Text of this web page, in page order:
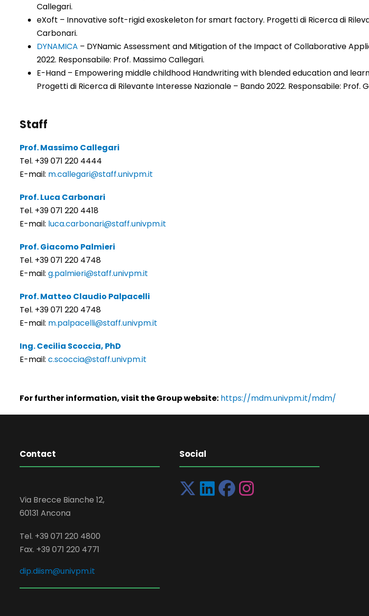
Callegari.
eXoft – Innovative soft-rigid exoskeleton for smart factory. Progetti di Ricerca di
Carbonari.
DYNAMICA – DYNamic Assessment and Mitigation of the Impact of Collaborative
2022. Responsabile: Prof. Massimo Callegari.
E-Hand – Empowering middle childhood Handwriting with blended education and
Progetti di Ricerca di Rilevante Interesse Nazionale – Bando 2022. Responsabile: Prof.
Staff
Prof. Massimo Callegari
Tel. +39 071 220 4444
E-mail: m.callegari@staff.univpm.it
Prof. Luca Carbonari
Tel. +39 071 220 4418
E-mail: luca.carbonari@staff.univpm.it
Prof. Giacomo Palmieri
Tel. +39 071 220 4748
E-mail: g.palmieri@staff.univpm.it
Prof. Matteo Claudio Palpacelli
Tel. +39 071 220 4748
E-mail: m.palpacelli@staff.univpm.it
Ing. Cecilia Scoccia, PhD
E-mail: c.scoccia@staff.univpm.it
For further information, visit the Group website: https://mdm.univpm.it/mdm/
Contact
Via Brecce Bianche 12,
60131 Ancona
Tel. +39 071 220 4800
Fax. +39 071 220 4771
dip.diism@univpm.it
Social